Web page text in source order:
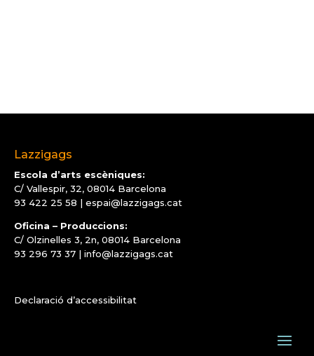
Lazzigags
Escola d’arts escèniques:
C/ Vallespir, 32, 08014 Barcelona
93 422 25 58 | espai@lazzigags.cat
Oficina – Produccions:
C/ Olzinelles 3, 2n, 08014 Barcelona
93 296 73 37 | info@lazzigags.cat
Declaració d’accessibilitat